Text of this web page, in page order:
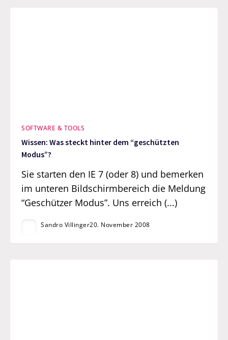
SOFTWARE & TOOLS
Wissen: Was steckt hinter dem “geschützten
Modus”?
Sie starten den IE 7 (oder 8) und bemerken
im unteren Bildschirmbereich die Meldung
“Geschützer Modus”. Uns erreich (...)
Sandro Villinger20. November 2008